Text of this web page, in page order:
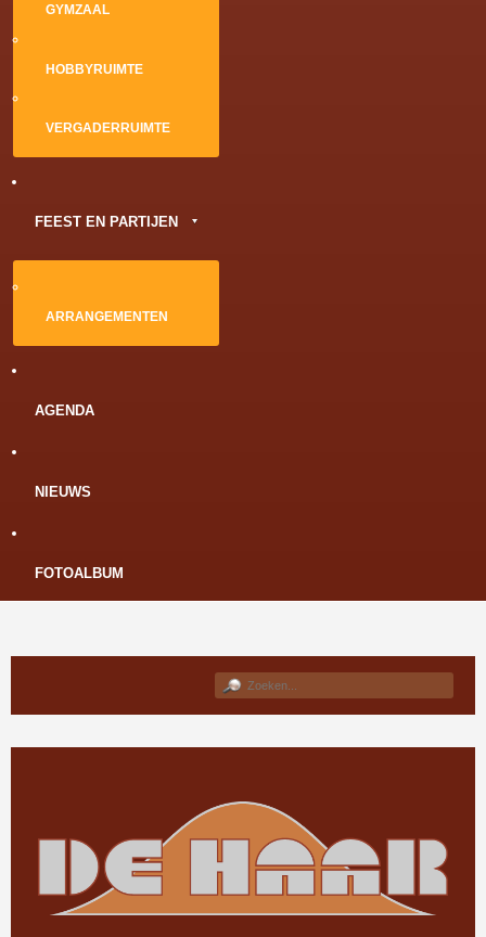
GYMZAAL
HOBBYRUIMTE
VERGADERRUIMTE
FEEST EN PARTIJEN
ARRANGEMENTEN
AGENDA
NIEUWS
FOTOALBUM
Zoeken